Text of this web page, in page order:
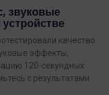
звуковые
качество
эффекты,
120-секундных
с результатами.